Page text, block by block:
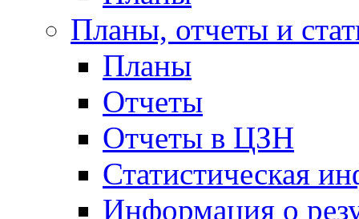
Планы, отчеты и
Планы
Отчеты
Отчеты в ЦЗН
Статистическая
Информация о